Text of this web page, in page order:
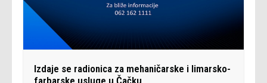
Izdaje se radionica za mehaničarske i limarsko-
farbarske usluge u Čačku